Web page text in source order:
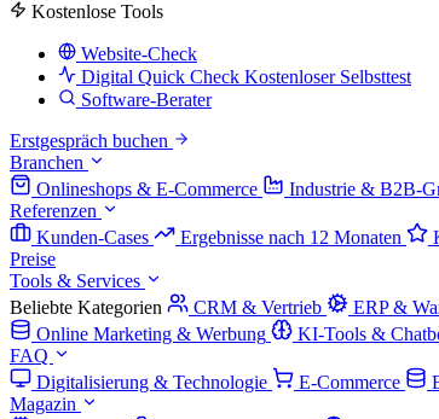
Kostenlose Tools
Website-Check
Digital Quick Check Kostenloser Selbsttest
Software-Berater
Erstgespräch buchen
Branchen
Onlineshops & E-Commerce
Industrie & B2B-
Referenzen
Kunden-Cases
Ergebnisse nach 12 Monaten
Preise
Tools & Services
Beliebte Kategorien
CRM & Vertrieb ERP &
Online Marketing & Werbung
KI-Tools &
FAQ
Digitalisierung & Technologie
E-Commerce
Magazin